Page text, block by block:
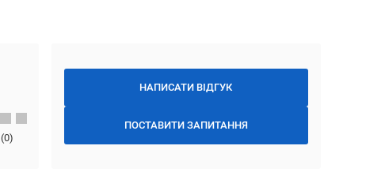
НАПИСАТИ ВІДГУК
ПОСТАВИТИ ЗАПИТАННЯ
(0)